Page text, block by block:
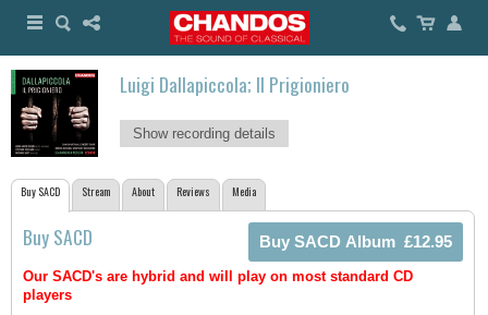
Luigi Dallapiccola; Il Prigioniero
Show recording details
Buy SACD Stream About Reviews Media
Buy SACD
Our SACD's are hybrid and will play on most standard CD
players